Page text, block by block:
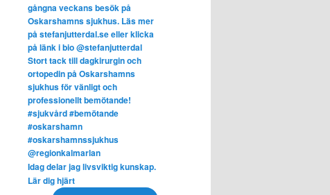
Idag delar jag livsviktig kunskap.
Lär dig hjärt